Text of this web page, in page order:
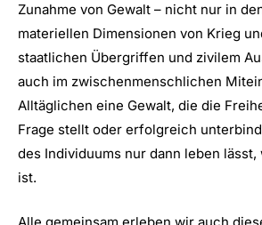
Zunahme von Gewalt – nicht nur in
materiellen Dimensionen von Krieg
staatlichen Übergriffen und zivilem
auch im zwischenmenschlichen
Alltäglichen eine Gewalt, die die
Frage stellt oder erfolgreich
des Individuums nur dann leben
ist.
Alle gemeinsam erleben wir auch